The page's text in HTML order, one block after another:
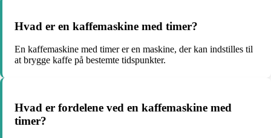
Hvad er en kaffemaskine med timer?
En kaffemaskine med timer er en maskine, der kan indstilles til
at brygge kaffe på bestemte tidspunkter.
Hvad er fordelene ved en kaffemaskine med
timer?